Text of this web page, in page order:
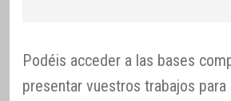
Podéis acceder a las bases
presentar vuestros trabajos